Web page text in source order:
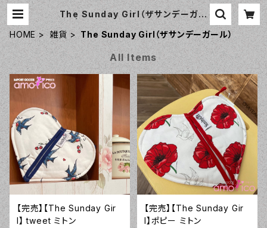
The Sunday Girl（ザサンデーガー
ル） | おしゃれなエプロン通販のamo
rico（アモリコ）☆インポートエプロ
ン専門店
HOME 雑貨 The Sunday Girl（ザサンデーガール）
All Items
【完売】【The Sunday Gir
l】 tweet ミトン
【完売】【The Sunday Gir
l】ポピー ミトン